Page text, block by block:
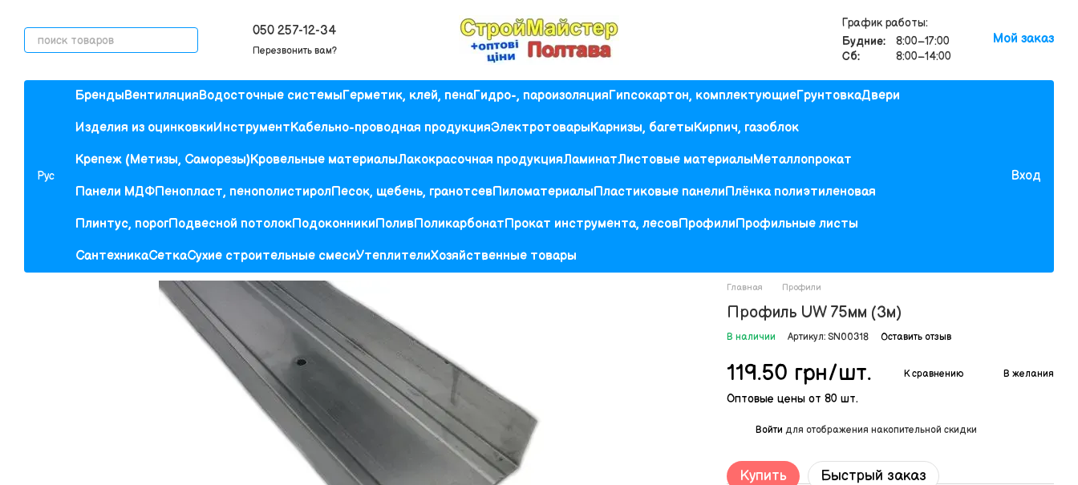
050 257-12-34
Перезвонить вам?
График работы:
Будние:
8:00–17:00
Сб:
8:00–14:00
Мой заказ
Рус
БрендыВентиляцияВодосточные системыГерметик, клей, пенаГидро-, пароизоляцияГипсокартон, комплектующиеГрунтовкаДвери
Изделия из оцинковкиИнструментКабельно-проводная продукцияЭлектротоварыКарнизы, багетыКирпич, газоблок
Крепеж (Метизы, Саморезы)Кровельные материалыЛакокрасочная продукцияЛаминатЛистовые материалыМеталлопрокат
Панели МДФПенопласт, пенополистиролПесок, щебень, гранотсевПиломатериалыПластиковые панелиПлёнка полиэтиленовая
Плинтус, порогПодвесной потолокПодоконникиПоливПоликарбонатПрокат инструмента, лесовПрофилиПрофильные листы
СантехникаСеткаСухие строительные смесиУтеплителиХозяйственные товары
Вход
Главная Профили
Профиль UW 75мм (3м)
В наличии Артикул: SN00318 Оставить отзыв
119.50 грн/шт. К сравнению В желания
Оптовые цены от 80 шт.
Войти для отображения накопительной скидки
Купить Быстрый заказ